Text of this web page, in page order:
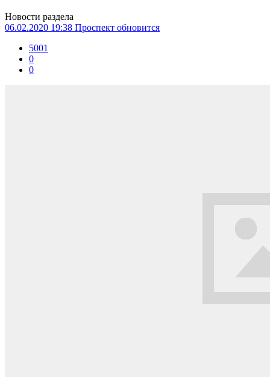
Новости раздела
06.02.2020 19:38 Проспект обновится
5001
0
0